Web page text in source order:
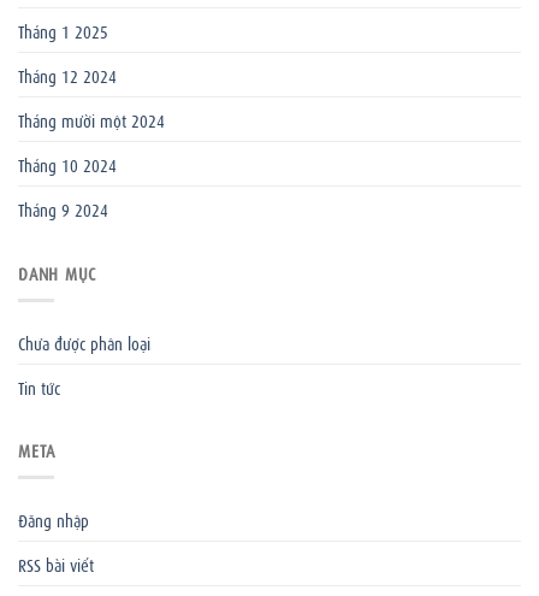
Tháng 1 2025
Tháng 12 2024
Tháng mười một 2024
Tháng 10 2024
Tháng 9 2024
DANH MỤC
Chưa được phân loại
Tin tức
META
Đăng nhập
RSS bài viết